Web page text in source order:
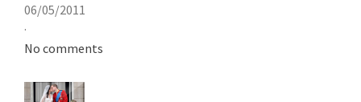
06/05/2011
·
No comments